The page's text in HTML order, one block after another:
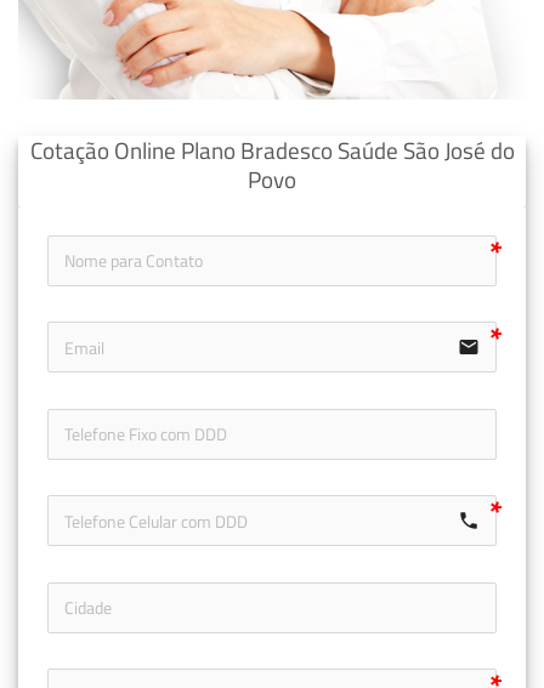
Cotação Online Plano Bradesco Saúde São José do
Povo
email
call